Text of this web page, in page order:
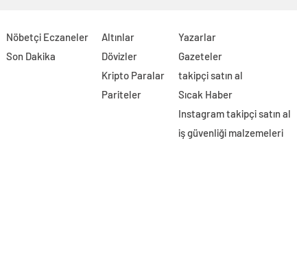
Nöbetçi Eczaneler
Son Dakika
Altınlar
Dövizler
Kripto Paralar
Pariteler
Yazarlar
Gazeteler
takipçi satın al
Sıcak Haber
Instagram takipçi satın al
iş güvenliği malzemeleri